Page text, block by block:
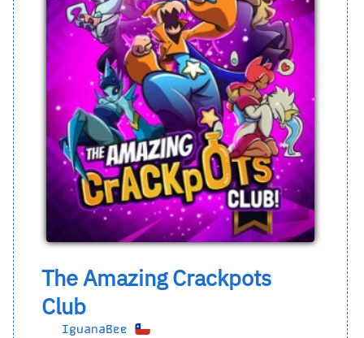
The Amazing Crackpots
Club
IguanaBee